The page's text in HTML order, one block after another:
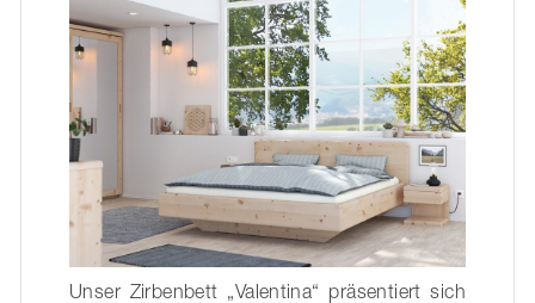
Unser Zirbenbett „Valentina“ präsentiert sich